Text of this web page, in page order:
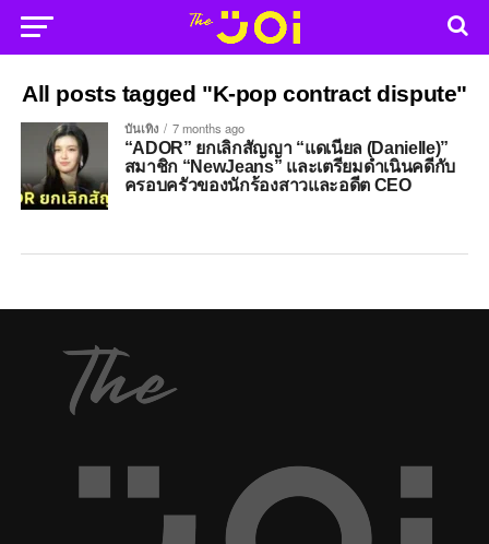
All posts tagged "K-pop contract dispute"
บันเทิง 7 months ago
“ADOR” ยกเลิกสัญญา “แดเนียล (Danielle)”
สมาชิก “NewJeans” และเตรียมดำเนินคดีกับ
ครอบครัวของนักร้องสาวและอดีต CEO